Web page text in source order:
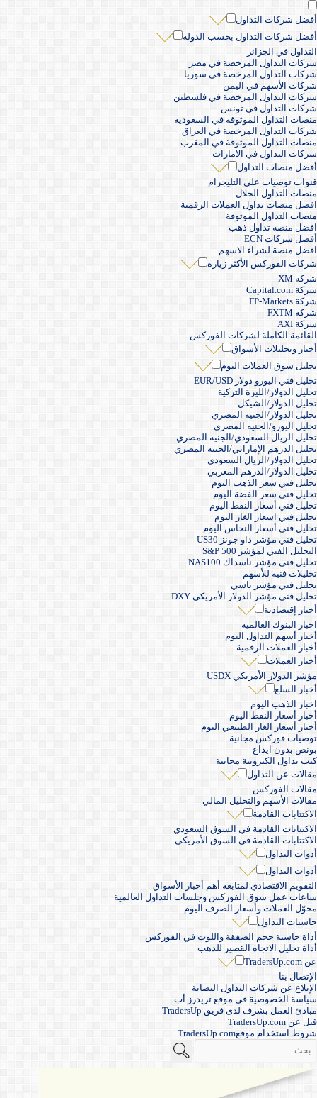
أفضل شركات التداول
أفضل شركات التداول بحسب الدولة
التداول في الجزائر
شركات التداول المرخصة في مصر
شركات التداول المرخصة في سوريا
شركات الأسهم في اليمن
شركات التداول المرخصة في فلسطين
شركات التداول في تونس
منصات التداول الموثوقة في السعودية
شركات التداول المرخصة في العراق
منصات التداول الموثوقة في المغرب
شركات التداول في الامارات
أفضل منصات التداول
قنوات توصيات على التليجرام
منصات التداول الحلال
افضل منصات تداول العملات الرقمية
منصات التداول الموثوقة
افضل منصة تداول ذهب
أفضل شركات ECN
افضل منصة لشراء الاسهم
شركات الفوركس الأكثر زيارة
شركة XM
شركة Capital.com
شركة FP-Markets
شركة FXTM
شركة AXI
القائمة الكاملة لشركات الفوركس
أخبار وتحليلات الأسواق
تحليل سوق العملات اليوم
تحليل فني اليورو دولار EUR/USD
تحليل الدولار/الليرة التركية
تحليل الدولار/الشيكل
تحليل الدولار/الجنيه المصري
تحليل اليورو/الجنيه المصري
تحليل الريال السعودي/الجنيه المصري
تحليل الدرهم الإماراتي/الجنيه المصري
تحليل الدولار/الريال السعودي
تحليل الدولار/الدرهم المغربي
تحليل فني سعر الذهب اليوم
تحليل فني سعر الفضة اليوم
تحليل فني أسعار النفط اليوم
تحليل فني اسعار الغاز اليوم
تحليل فني أسعار النحاس اليوم
تحليل فني مؤشر داو جونز US30
التحليل الفني لمؤشر S&P 500
تحليل فني مؤشر ناسداك NAS100
تحليلات فنية للأسهم
تحليل فني مؤشر تاسي
تحليل فني مؤشر الدولار الأمريكي DXY
أخبار إقتصادية
اخبار البنوك العالمية
أخبار أسهم التداول اليوم
أخبار العملات الرقمية
أخبار العملات
مؤشر الدولار الأمريكي USDX
أخبار السلع
اخبار الذهب اليوم
أخبار أسعار النفط اليوم
أخبار أسعار الغاز الطبيعي اليوم
توصيات فوركس مجانية
بونص بدون ايداع
كتب تداول الكترونية مجانية
مقالات عن التداول
مقالات الفوركس
مقالات الأسهم والتحليل المالي
الاكتتابات القادمة
الاكتتابات القادمة في السوق السعودي
الاكتتابات القادمة في السوق الأمريكي
أدوات التداول
أدوات التداول
التقويم الاقتصادي لمتابعة أهم أخبار الأسواق
ساعات عمل سوق الفوركس وجلسات التداول العالمية
محوّل العملات وأسعار الصرف اليوم
حاسبات التداول
أداة حاسبة حجم الصفقة واللوت في الفوركس
أداة تحليل الاتجاه القصير للذهب
عن TradersUp.com
الإتصال بنا
الإبلاغ عن شركات التداول النصابة
سياسة الخصوصية في موقع تريدرز أب
مبادئ العمل بشرف لدى فريق TradersUp
قيل عن TradersUp.com
شروط استخدام موقعTradersUp.com